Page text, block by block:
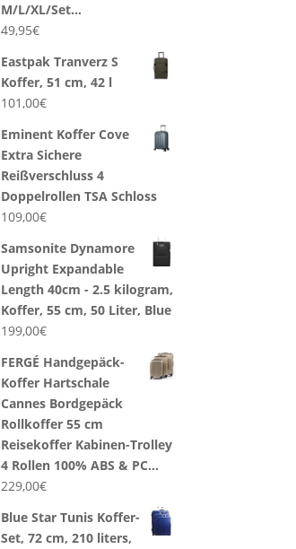
M/L/XL/Set…
49,95€
Eastpak Tranverz S
Koffer, 51 cm, 42 l
101,00€
Eminent Koffer Cove
Extra Sichere
Reißverschluss 4
Doppelrollen TSA Schloss
109,00€
Samsonite Dynamore
Upright Expandable
Length 40cm - 2.5 kilogram,
Koffer, 55 cm, 50 Liter, Blue
199,00€
FERGÉ Handgepäck-
Koffer Hartschale
Cannes Bordgepäck
Rollkoffer 55 cm
Reisekoffer Kabinen-Trolley
4 Rollen 100% ABS & PC…
229,00€
Blue Star Tunis Koffer-
Set, 72 cm, 210 liters,